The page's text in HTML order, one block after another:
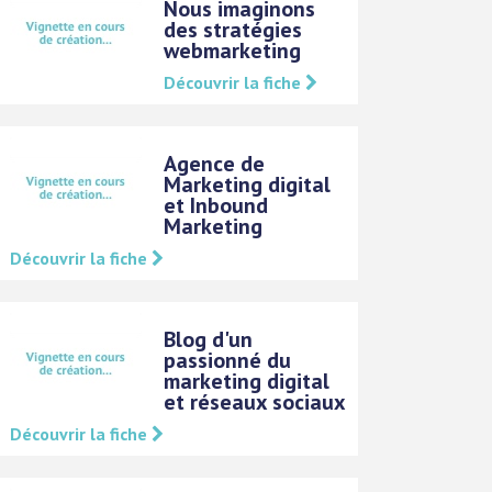
Nous imaginons
des stratégies
webmarketing
Découvrir la fiche
Agence de
Marketing digital
et Inbound
Marketing
Découvrir la fiche
Blog d'un
passionné du
marketing digital
et réseaux sociaux
Découvrir la fiche